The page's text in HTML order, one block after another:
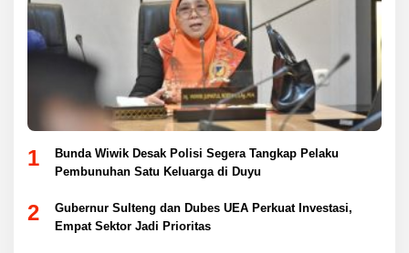
1
Bunda Wiwik Desak Polisi Segera Tangkap Pelaku
Pembunuhan Satu Keluarga di Duyu
2
Gubernur Sulteng dan Dubes UEA Perkuat Investasi,
Empat Sektor Jadi Prioritas